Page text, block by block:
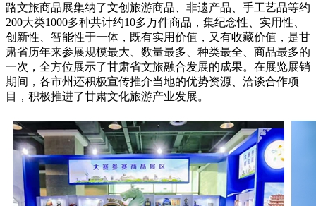
路文旅商品展集纳了文创旅游商品、非遗产品、手工艺品等约
200大类1000多种共计约10多万件商品，集纪念性、实用性、
创新性、智能性于一体，既有实用价值，又有收藏价值，是甘
肃省历年来参展规模最大、数量最多、种类最全、商品最多的
一次，全方位展示了甘肃省文旅融合发展的成果。在展览展销
期间，各市州还积极宣传推介当地的优势资源、洽谈合作项
目，积极推进了甘肃文化旅游产业发展。